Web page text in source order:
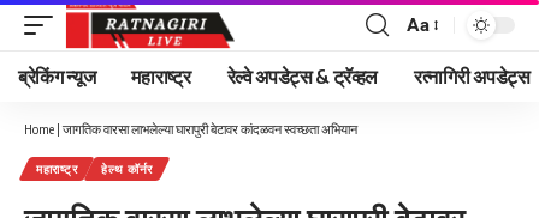
Font
Resizer
Aa
ब्रेकिंग न्यूज महाराष्ट्र रेल्वे अपडेट्स & ट्रॅव्हल रत्नागिरी अपडेट्स
Home | जागतिक वारसा लाभलेल्या घारापुरी बेटावर कांदळवन स्वच्छता अभियान
महाराष्ट्र हेल्थ कॉर्नर